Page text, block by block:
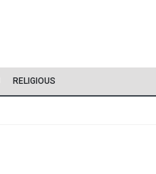
RELIGIOUS